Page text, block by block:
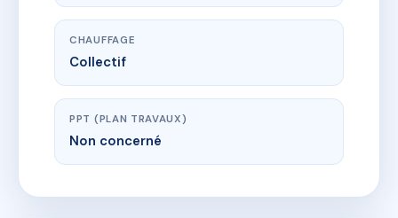
CHAUFFAGE
Collectif
PPT (PLAN TRAVAUX)
Non concerné